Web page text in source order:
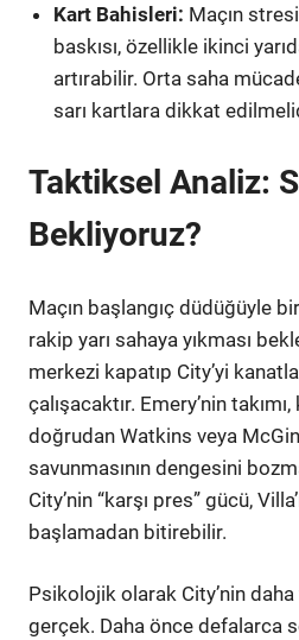
Kart Bahisleri: Maçın
baskısı, özellikle ikinci
artırabilir. Orta saha
sarı kartlara dikkat
Taktiksel Analiz:
Bekliyoruz?
Maçın başlangıç düdüğüyle
rakip yarı sahaya yıkması
merkezi kapatıp City’yi
çalışacaktır. Emery’nin takımı,
doğrudan Watkins veya
savunmasının dengesini
City’nin “karşı pres” gücü,
başlamadan bitirebilir.
Psikolojik olarak City’nin
gerçek. Daha önce defalarca